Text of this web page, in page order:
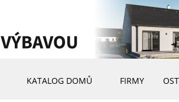
KATALOG DOMŮ FIRMY